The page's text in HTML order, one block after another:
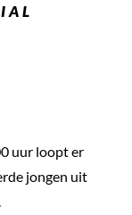
uur loopt er
jongen uit